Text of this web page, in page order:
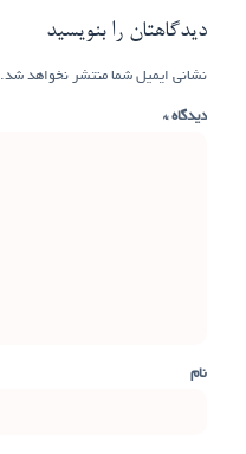
دیدگاهتان را بنویسید
نشانی ایمیل شما منتشر نخواهد شد.
دیدگاه*
نام